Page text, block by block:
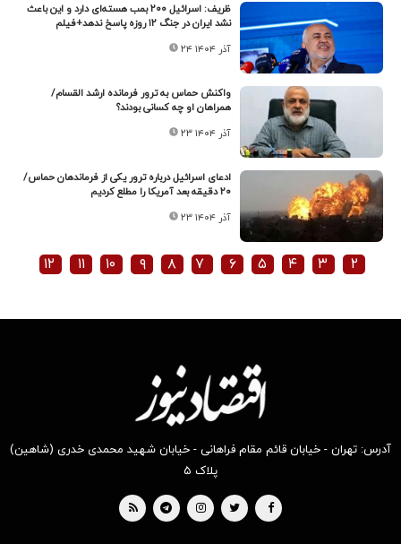
ظریف: اسرائیل ۲۰۰ بمب هسته‌ای دارد و این باعث
نشد ایران در جنگ ۱۲ روزه پاسخ ندهد+فیلم
۲۴ آذر ۱۴۰۴
واکنش حماس به ترور فرمانده ارشد القسام/
همراهان او چه کسانی بودند؟
۲۳ آذر ۱۴۰۴
ادعای اسرائیل درباره ترور یکی از فرماندهان حماس/
۲۰ دقیقه بعد آمریکا را مطلع کردیم
۲۳ آذر ۱۴۰۴
۲ ۳ ۴ ۵ ۶ ۷ ۸ ۹ ۱۰ ۱۱ ۱۲
آدرس: تهران - خیابان قائم مقام فراهانی - خیابان شهید محمدی خدری (شاهین)
پلاک ۵